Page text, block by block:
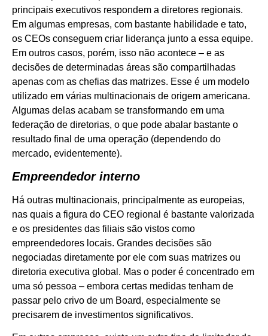
principais executivos respondem a diretores regionais.
Em algumas empresas, com bastante habilidade e tato,
os CEOs conseguem criar liderança junto a essa equipe.
Em outros casos, porém, isso não acontece – e as
decisões de determinadas áreas são compartilhadas
apenas com as chefias das matrizes. Esse é um modelo
utilizado em várias multinacionais de origem americana.
Algumas delas acabam se transformando em uma
federação de diretorias, o que pode abalar bastante o
resultado final de uma operação (dependendo do
mercado, evidentemente).
Empreendedor interno
Há outras multinacionais, principalmente as europeias,
nas quais a figura do CEO regional é bastante valorizada
e os presidentes das filiais são vistos como
empreendedores locais. Grandes decisões são
negociadas diretamente por ele com suas matrizes ou
diretoria executiva global. Mas o poder é concentrado em
uma só pessoa – embora certas medidas tenham de
passar pelo crivo de um Board, especialmente se
precisarem de investimentos significativos.